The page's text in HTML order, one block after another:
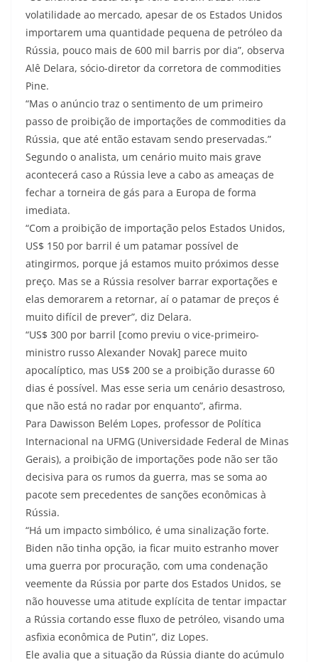
volatilidade ao mercado, apesar de os Estados Unidos
importarem uma quantidade pequena de petróleo da
Rússia, pouco mais de 600 mil barris por dia”, observa
Alê Delara, sócio-diretor da corretora de commodities
Pine.
“Mas o anúncio traz o sentimento de um primeiro
passo de proibição de importações de commodities da
Rússia, que até então estavam sendo preservadas.”
Segundo o analista, um cenário muito mais grave
acontecerá caso a Rússia leve a cabo as ameaças de
fechar a torneira de gás para a Europa de forma
imediata.
“Com a proibição de importação pelos Estados Unidos,
US$ 150 por barril é um patamar possível de
atingirmos, porque já estamos muito próximos desse
preço. Mas se a Rússia resolver barrar exportações e
elas demorarem a retornar, aí o patamar de preços é
muito difícil de prever”, diz Delara.
“US$ 300 por barril [como previu o vice-primeiro-
ministro russo Alexander Novak] parece muito
apocalíptico, mas US$ 200 se a proibição durasse 60
dias é possível. Mas esse seria um cenário desastroso,
que não está no radar por enquanto”, afirma.
Para Dawisson Belém Lopes, professor de Política
Internacional na UFMG (Universidade Federal de Minas
Gerais), a proibição de importações pode não ser tão
decisiva para os rumos da guerra, mas se soma ao
pacote sem precedentes de sanções econômicas à
Rússia.
“Há um impacto simbólico, é uma sinalização forte.
Biden não tinha opção, ia ficar muito estranho mover
uma guerra por procuração, com uma condenação
veemente da Rússia por parte dos Estados Unidos, se
não houvesse uma atitude explícita de tentar impactar
a Rússia cortando esse fluxo de petróleo, visando uma
asfixia econômica de Putin”, diz Lopes.
Ele avalia que a situação da Rússia diante do acúmulo